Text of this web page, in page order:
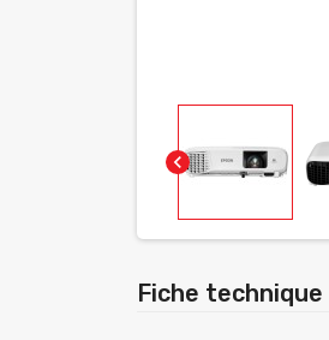
chevron_left
Fiche technique